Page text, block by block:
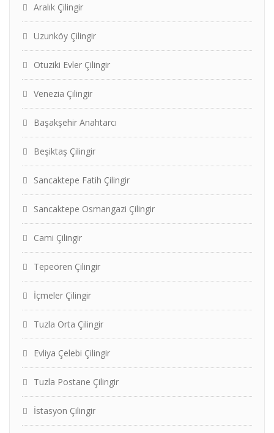
Aralık Çilingir
Uzunköy Çilingir
Otuziki Evler Çilingir
Venezia Çilingir
Başakşehir Anahtarcı
Beşiktaş Çilingir
Sancaktepe Fatih Çilingir
Sancaktepe Osmangazi Çilingir
Cami Çilingir
Tepeören Çilingir
İçmeler Çilingir
Tuzla Orta Çilingir
Evliya Çelebi Çilingir
Tuzla Postane Çilingir
İstasyon Çilingir